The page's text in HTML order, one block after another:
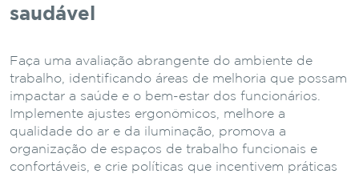
saudável
Faça uma avaliação abrangente do ambiente de
trabalho, identificando áreas de melhoria que possam
impactar a saúde e o bem-estar dos funcionários.
Implemente ajustes ergonômicos, melhore a
qualidade do ar e da iluminação, promova a
organização de espaços de trabalho funcionais e
confortáveis, e crie políticas que incentivem práticas